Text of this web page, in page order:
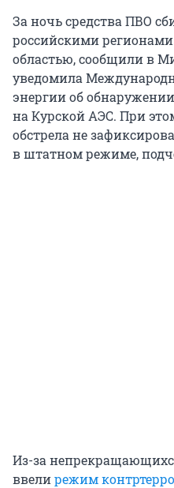
За ночь средства ПВО
российскими
областью, сообщили в
уведомила
энергии об
на Курской АЭС. При
обстрела не
в штатном режиме,
Из-за
ввелирежим